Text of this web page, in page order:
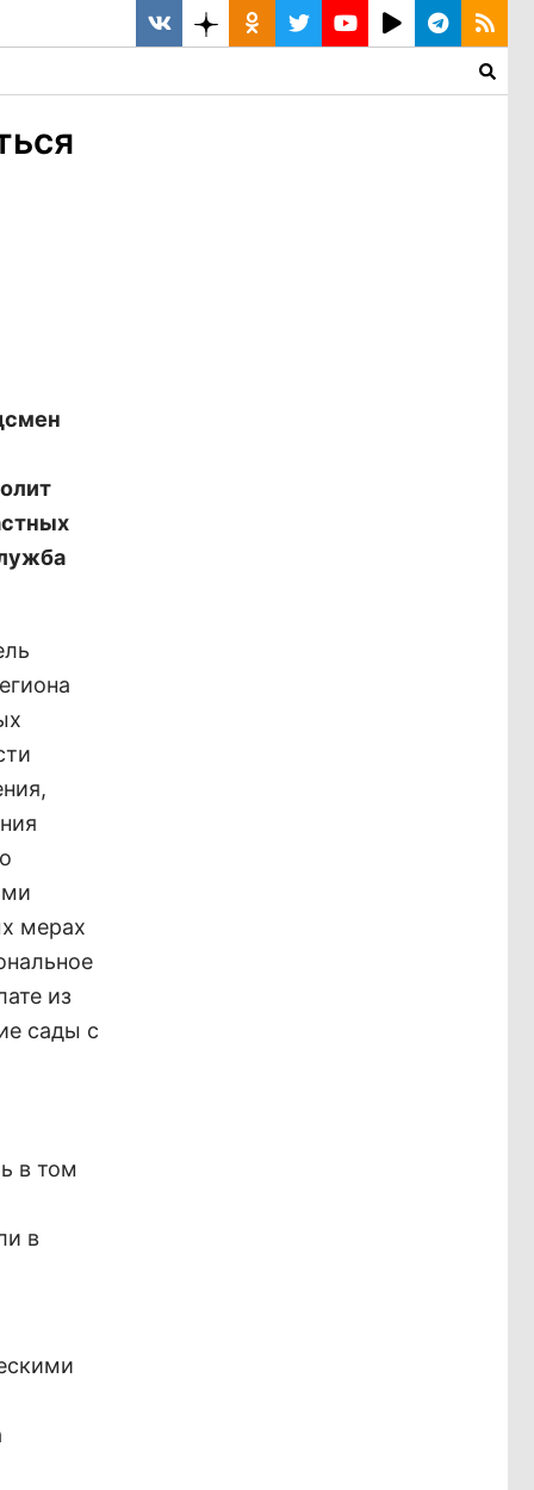
мерах
из
сады с
в том
в